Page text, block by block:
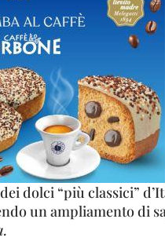
dolci “più classici”
un ampliamento di